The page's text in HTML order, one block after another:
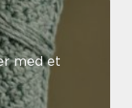
med et